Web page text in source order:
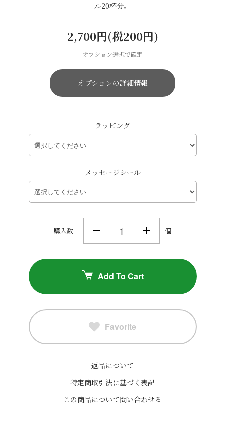
ル20杯分。
2,700円(税200円)
オプション選択で確定
オプションの詳細情報
ラッピング
メッセージシール
購入数 個
Add To Cart
Favorite
返品について
特定商取引法に基づく表記
この商品について問い合わせる